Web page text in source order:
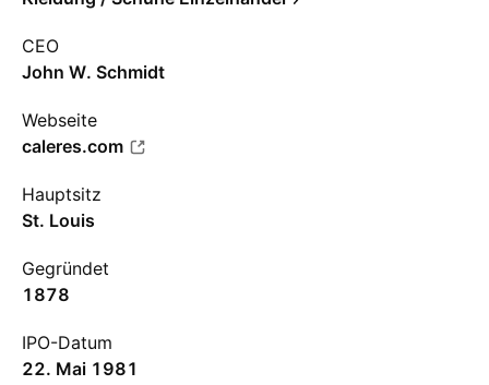
CEO
John W. Schmidt
Webseite
caleres.com
Hauptsitz
St. Louis
Gegründet
1878
IPO-Datum
22. Mai 1981